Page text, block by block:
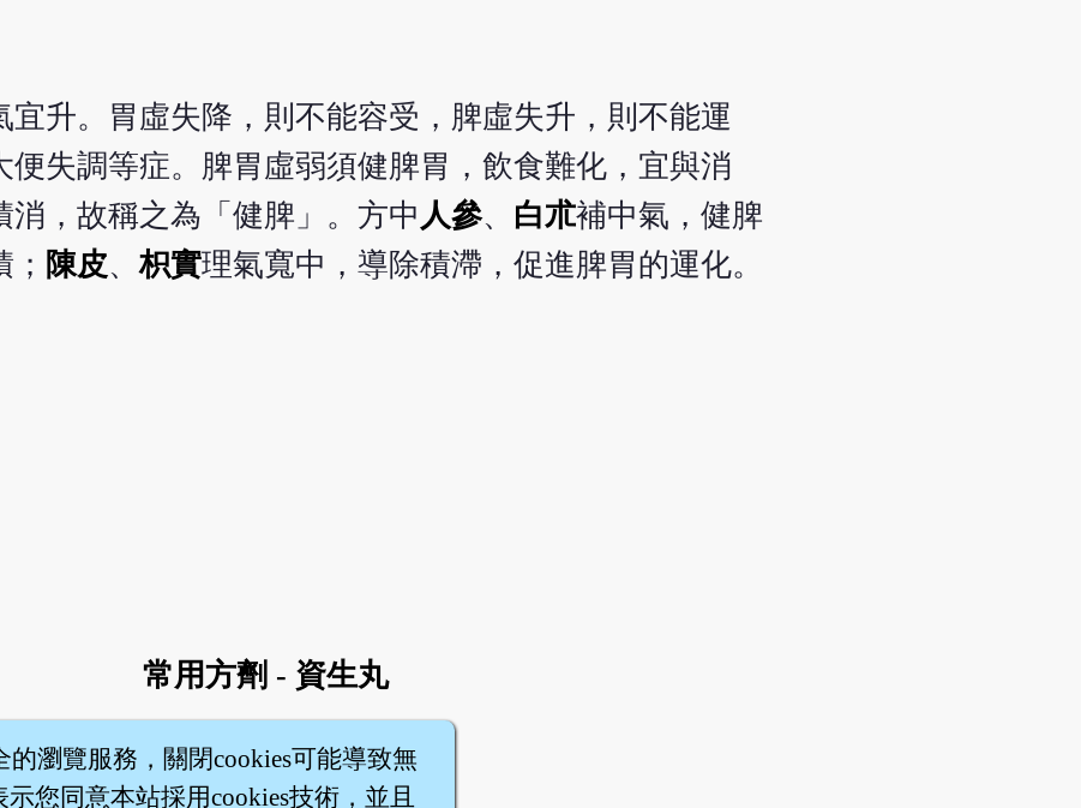
升。胃虛失降，則不能容受，脾虛失升，則不能運
失調等症。脾胃虛弱須健脾胃，飲食難化，宜與消
，故稱之為「健脾」。方中 人參、 白朮補中氣，健脾
陳皮、枳實理氣寬中，導除積滯，促進脾胃的運化。
常用方劑 - 資生丸
瀏覽服務，關閉cookies可能導致無
您同意本站採用cookies技術，並且